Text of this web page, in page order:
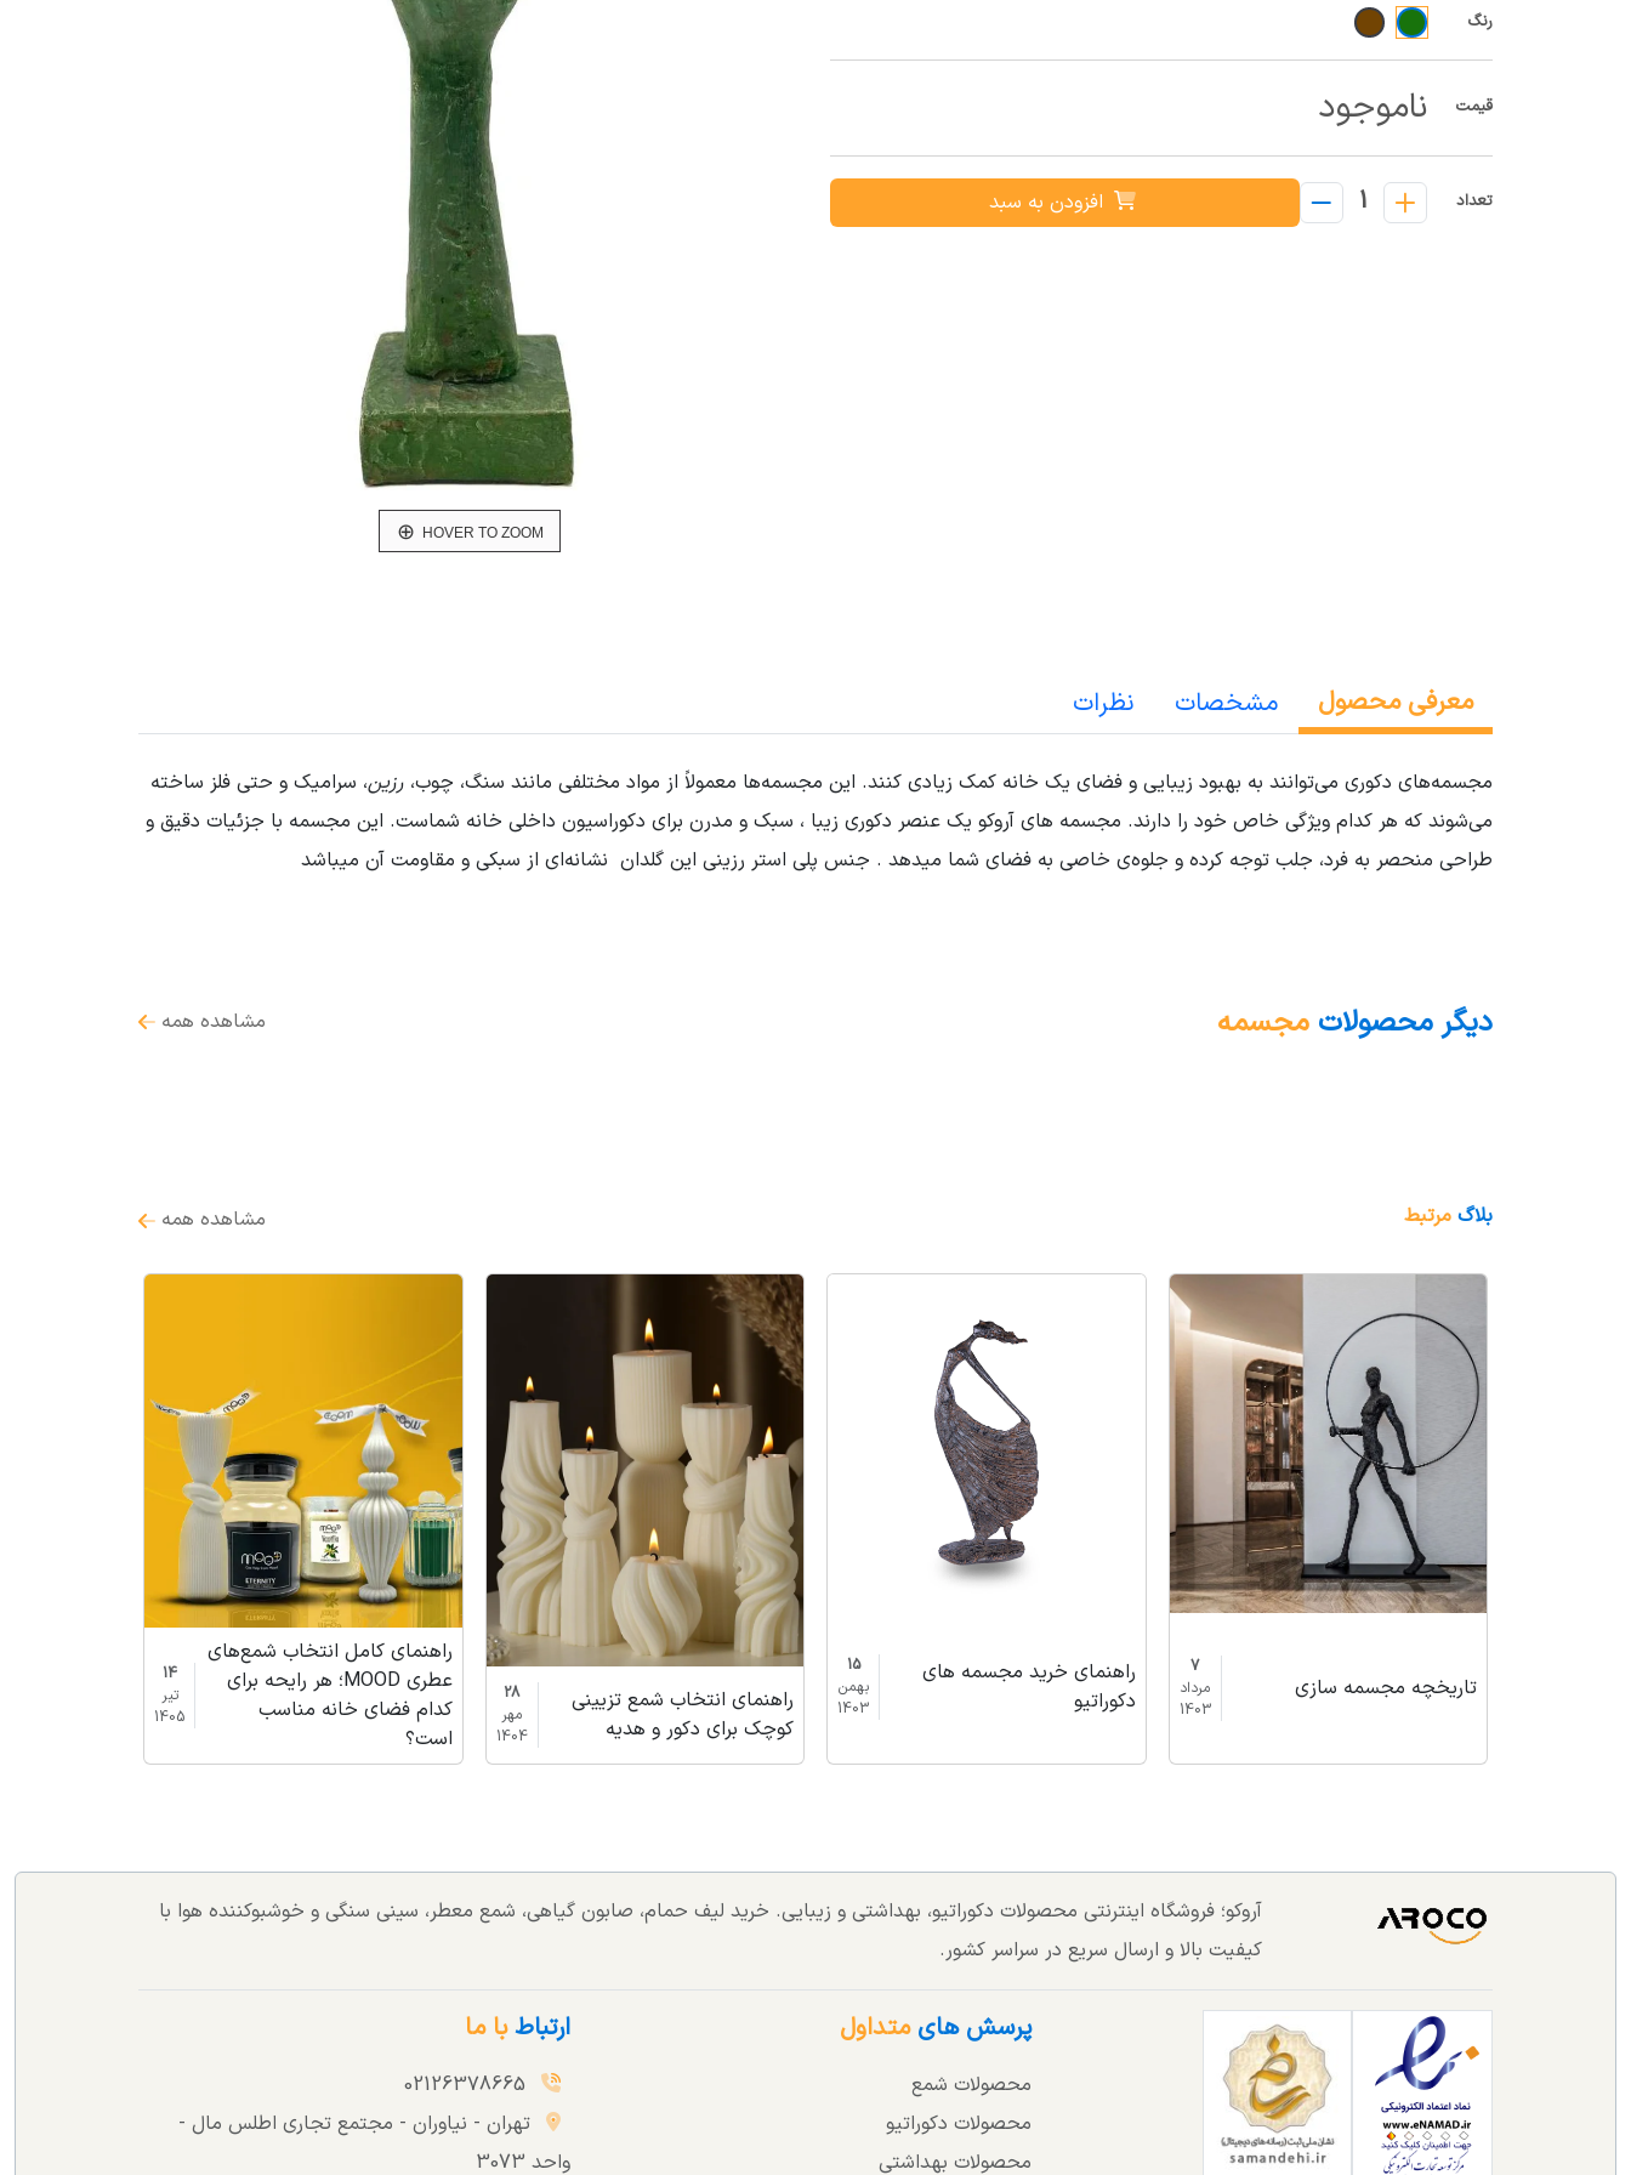
HOVER TO ZOOM
رنگ
قیمت ناموجود
تعداد 1 افزودن به سبد
معرفی محصول مشخصات نظرات
مجسمه‌های دکوری می‌توانند به بهبود زیبایی و فضای یک خانه کمک زیادی کنند. این مجسمه‌ها معمولاً از مواد مختلفی مانند سنگ، چوب، رزین، سرامیک و حتی فلز ساخته
می‌شوند که هر کدام ویژگی خاص خود را دارند. مجسمه های آروکو یک عنصر دکوری زیبا ، سبک و مدرن برای دکوراسیون داخلی خانه شماست. این مجسمه با جزئیات دقیق و
طراحی منحصر به فرد، جلب توجه کرده و جلوه‌ی خاصی به فضای شما میدهد . جنس پلی استر رزینی این گلدان نشانه‌ای از سبکی و مقاومت آن میباشد
دیگر محصولات مجسمه مشاهده همه
بلاگ مرتبط مشاهده همه
تاریخچه مجسمه سازی
7
مرداد
1403
راهنمای خرید مجسمه های
دکوراتیو
15
بهمن
1403
راهنمای انتخاب شمع تزیینی
کوچک برای دکور و هدیه
28
مهر
1404
راهنمای کامل انتخاب شمع‌های
عطری MOOD؛ هر رایحه برای
کدام فضای خانه مناسب
است؟
14
تیر
1405
آروکو؛ فروشگاه اینترنتی محصولات دکوراتیو، بهداشتی و زیبایی. خرید لیف حمام، صابون گیاهی، شمع معطر، سینی سنگی و خوشبوکننده هوا با
کیفیت بالا و ارسال سریع در سراسر کشور.
پرسش هایمتداول
محصولات شمع
محصولات دکوراتیو
محصولات بهداشتی
ارتباطبا ما
02126378665
تهران - نیاوران - مجتمع تجاری اطلس مال -
واحد 3073